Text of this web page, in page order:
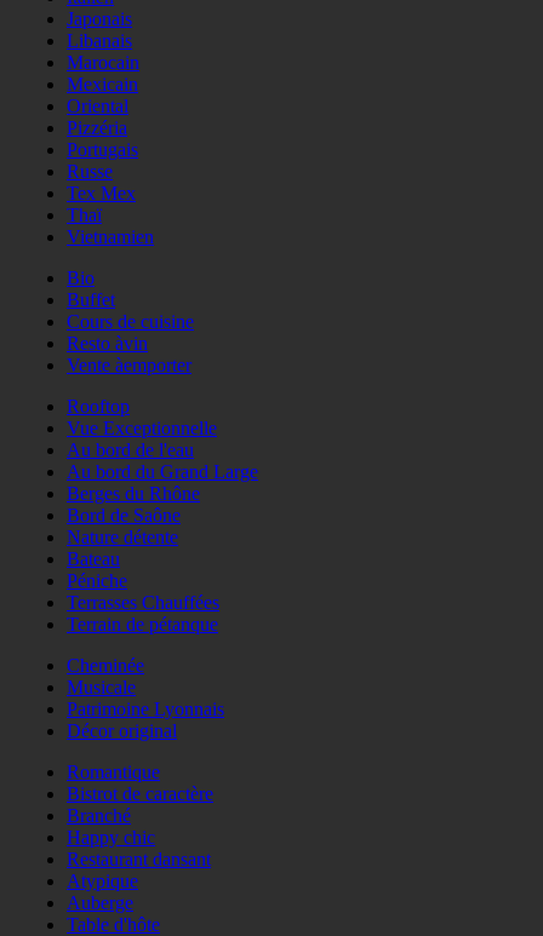
Japonais
Libanais
Marocain
Mexicain
Oriental
Pizzéria
Portugais
Russe
Tex Mex
Thaï
Vietnamien
Bio
Buffet
Cours de cuisine
Resto àvin
Vente àemporter
Rooftop
Vue Exceptionnelle
Au bord de l'eau
Au bord du Grand Large
Berges du Rhône
Bord de Saône
Nature détente
Bateau
Péniche
Terrasses Chauffées
Terrain de pétanque
Cheminée
Musicale
Patrimoine Lyonnais
Décor original
Romantique
Bistrot de caractère
Branché
Happy chic
Restaurant dansant
Atypique
Auberge
Table d'hôte